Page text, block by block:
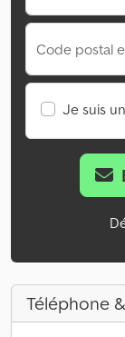
Code postal
Je suis
Téléphone